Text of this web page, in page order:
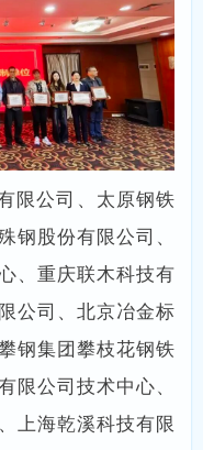
限公司、太原钢铁
钢股份有限公司、
、重庆联木科技有
公司、北京冶金标
钢集团攀枝花钢铁
限公司技术中心、
上海乾溪科技有限